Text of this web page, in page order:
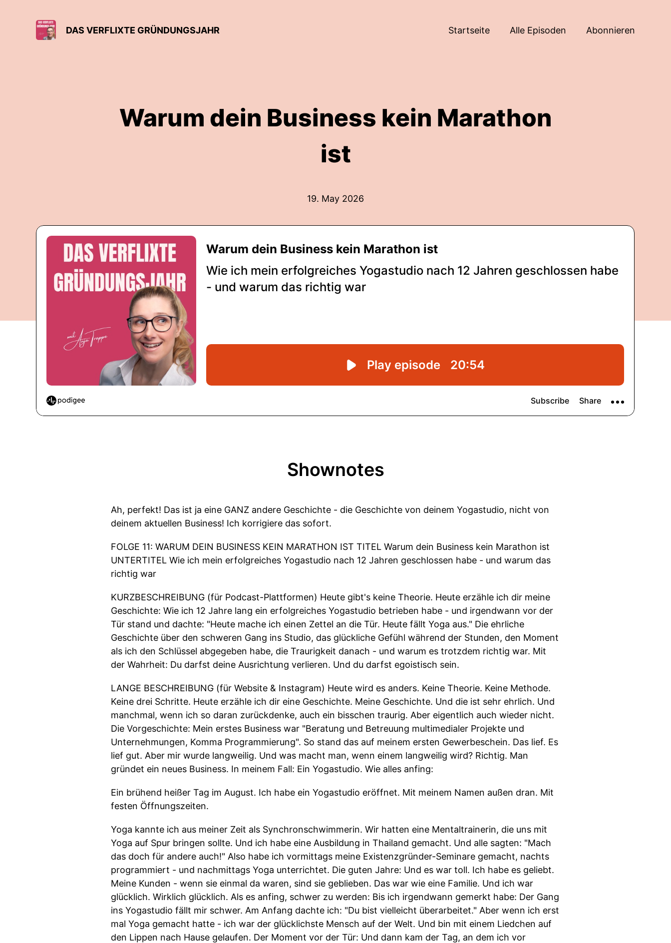
DAS VERFLIXTE GRÜNDUNGSJAHR Startseite Alle Episoden Abonnieren
Warum dein Business kein Marathon
ist
19. May 2026
Shownotes
Ah, perfekt! Das ist ja eine GANZ andere Geschichte - die Geschichte von deinem Yogastudio, nicht von
deinem aktuellen Business! Ich korrigiere das sofort.
FOLGE 11: WARUM DEIN BUSINESS KEIN MARATHON IST TITEL Warum dein Business kein Marathon ist
UNTERTITEL Wie ich mein erfolgreiches Yogastudio nach 12 Jahren geschlossen habe - und warum das
richtig war
KURZBESCHREIBUNG (für Podcast-Plattformen) Heute gibt's keine Theorie. Heute erzähle ich dir meine
Geschichte: Wie ich 12 Jahre lang ein erfolgreiches Yogastudio betrieben habe - und irgendwann vor der
Tür stand und dachte: "Heute mache ich einen Zettel an die Tür. Heute fällt Yoga aus." Die ehrliche
Geschichte über den schweren Gang ins Studio, das glückliche Gefühl während der Stunden, den Moment
als ich den Schlüssel abgegeben habe, die Traurigkeit danach - und warum es trotzdem richtig war. Mit
der Wahrheit: Du darfst deine Ausrichtung verlieren. Und du darfst egoistisch sein.
LANGE BESCHREIBUNG (für Website & Instagram) Heute wird es anders. Keine Theorie. Keine Methode.
Keine drei Schritte. Heute erzähle ich dir eine Geschichte. Meine Geschichte. Und die ist sehr ehrlich. Und
manchmal, wenn ich so daran zurückdenke, auch ein bisschen traurig. Aber eigentlich auch wieder nicht.
Die Vorgeschichte: Mein erstes Business war "Beratung und Betreuung multimedialer Projekte und
Unternehmungen, Komma Programmierung". So stand das auf meinem ersten Gewerbeschein. Das lief. Es
lief gut. Aber mir wurde langweilig. Und was macht man, wenn einem langweilig wird? Richtig. Man
gründet ein neues Business. In meinem Fall: Ein Yogastudio. Wie alles anfing:
Ein brühend heißer Tag im August. Ich habe ein Yogastudio eröffnet. Mit meinem Namen außen dran. Mit
festen Öffnungszeiten.
Yoga kannte ich aus meiner Zeit als Synchronschwimmerin. Wir hatten eine Mentaltrainerin, die uns mit
Yoga auf Spur bringen sollte. Und ich habe eine Ausbildung in Thailand gemacht. Und alle sagten: "Mach
das doch für andere auch!" Also habe ich vormittags meine Existenzgründer-Seminare gemacht, nachts
programmiert - und nachmittags Yoga unterrichtet. Die guten Jahre: Und es war toll. Ich habe es geliebt.
Meine Kunden - wenn sie einmal da waren, sind sie geblieben. Das war wie eine Familie. Und ich war
glücklich. Wirklich glücklich. Als es anfing, schwer zu werden: Bis ich irgendwann gemerkt habe: Der Gang
ins Yogastudio fällt mir schwer. Am Anfang dachte ich: "Du bist vielleicht überarbeitet." Aber wenn ich erst
mal Yoga gemacht hatte - ich war der glücklichste Mensch auf der Welt. Und bin mit einem Liedchen auf
den Lippen nach Hause gelaufen. Der Moment vor der Tür: Und dann kam der Tag, an dem ich vor